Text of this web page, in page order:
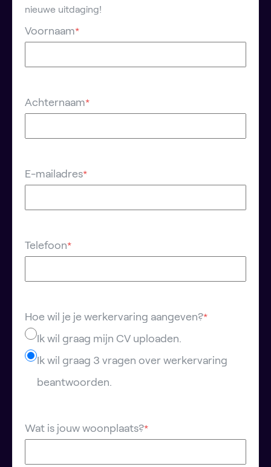
nieuwe uitdaging!
Voornaam*
Achternaam*
E-mailadres*
Telefoon*
Hoe wil je je werkervaring aangeven?*
Ik wil graag mijn CV uploaden.
Ik wil graag 3 vragen over werkervaring
beantwoorden.
Wat is jouw woonplaats?*